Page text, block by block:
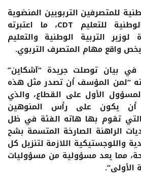
للمتصرفين التربويين المنضوية
تحت لواء النقابة الوطنية للتعليم CDT، ما اعتبرته
لوزير التربية الوطنية والتعليم
يخص واقع مهام المتصرف التربوي.
في بيان توصلت جريدة “آشكاين”
أنه “لمن المؤسف أن تصدر مثل هذه
الأول على القطاع، والذي
يكون على رأس المنوهين
التي تقوم بها هاته الفئة في ظل
الراهنة الصارخة المتسمة بشح
واللوجستيكية اللازمة لتنزيل كل
مما يعد مسؤولية من مسؤوليات
الأولى”.